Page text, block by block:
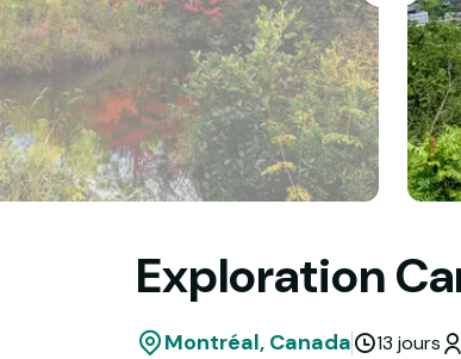
Exploration
Montréal, Canada 13 jours